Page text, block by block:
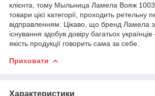
клієнта, тому Мыльница Ламела Вояж 1003,
товари цієї категорії, проходить ретельну
відправленням. Цікаво, що бренд Ламела
існування здобув довіру багатьох
якість продукції говорить сама за себе.
Приховати
Характеристики